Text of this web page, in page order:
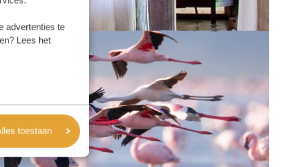
advertenties te
Lees het
toestaan